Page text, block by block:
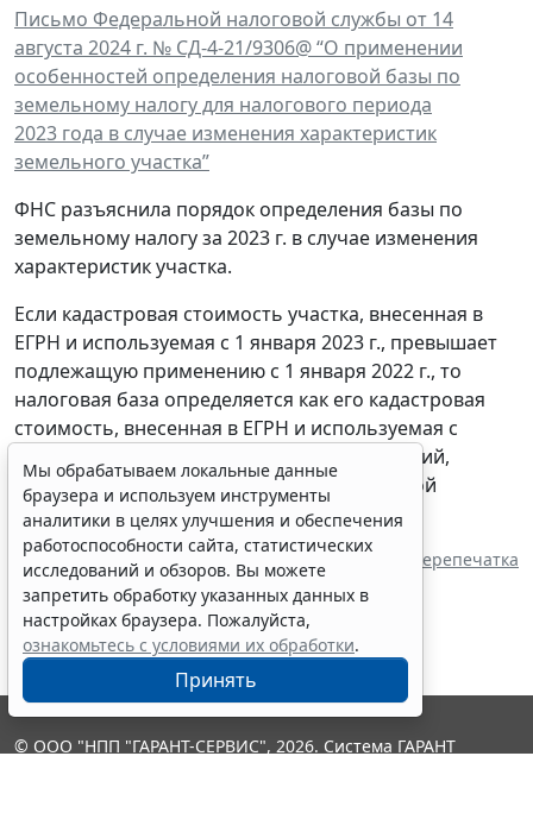
Письмо Федеральной налоговой службы от 14
августа 2024 г. № СД-4-21/9306@ “О применении
особенностей определения налоговой базы по
земельному налогу для налогового периода
2023 года в случае изменения характеристик
земельного участка”
ФНС разъяснила порядок определения базы по
земельному налогу за 2023 г. в случае изменения
характеристик участка.
Если кадастровая стоимость участка, внесенная в
ЕГРН и используемая с 1 января 2023 г., превышает
подлежащую применению с 1 января 2022 г., то
налоговая база определяется как его кадастровая
стоимость, внесенная в ЕГРН и используемая с
1 января 2022 г., до внесения в ЕГРН сведений,
повлекших за собой изменение кадастровой
стоимости в течение 2023 г.
Источник: ИА "ГАРАНТ" Перепечатка
Мы обрабатываем локальные данные
браузера и используем инструменты
аналитики в целях улучшения и обеспечения
работоспособности сайта, статистических
исследований и обзоров. Вы можете
запретить обработку указанных данных в
настройках браузера. Пожалуйста,
ознакомьтесь с условиями их обработки.
Принять
© ООО "НПП "ГАРАНТ-СЕРВИС", 2026. Система ГАРАНТ